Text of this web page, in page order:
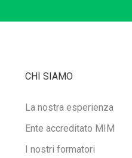
CHI SIAMO
La nostra esperienza
Ente accreditato MIM
I nostri formatori